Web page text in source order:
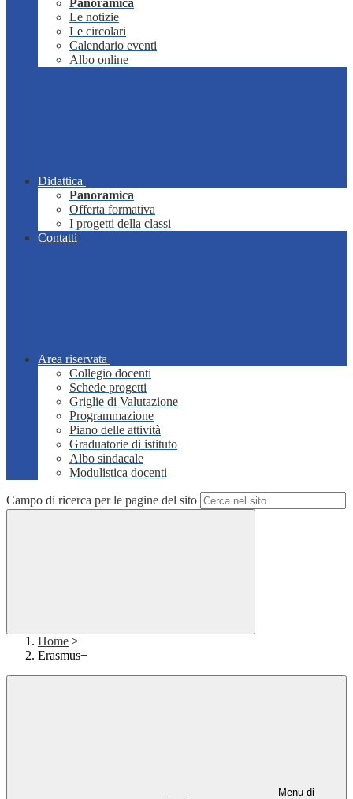
Panoramica
Le notizie
Le circolari
Calendario eventi
Albo online
Didattica
Panoramica
Offerta formativa
I progetti della classi
Contatti
Area riservata
Collegio docenti
Schede progetti
Griglie di Valutazione
Programmazione
Piano delle attività
Graduatorie di istituto
Albo sindacale
Modulistica docenti
Campo di ricerca per le pagine del sito
Home >
Erasmus+
Menu di